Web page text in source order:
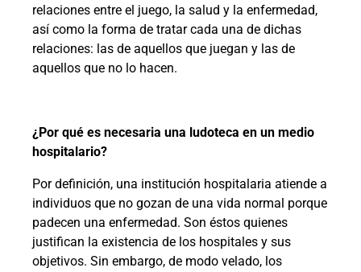
relaciones entre el juego, la salud y la enfermedad,
así como la forma de tratar cada una de dichas
relaciones: las de aquellos que juegan y las de
aquellos que no lo hacen.
¿Por qué es necesaria una ludoteca en un medio
hospitalario?
Por definición, una institución hospitalaria atiende a
individuos que no gozan de una vida normal porque
padecen una enfermedad. Son éstos quienes
justifican la existencia de los hospitales y sus
objetivos. Sin embargo, de modo velado, los